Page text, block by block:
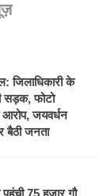
जिलाधिकारी के
सड़क, फोटो
जयवर्धन
बैठी जनता